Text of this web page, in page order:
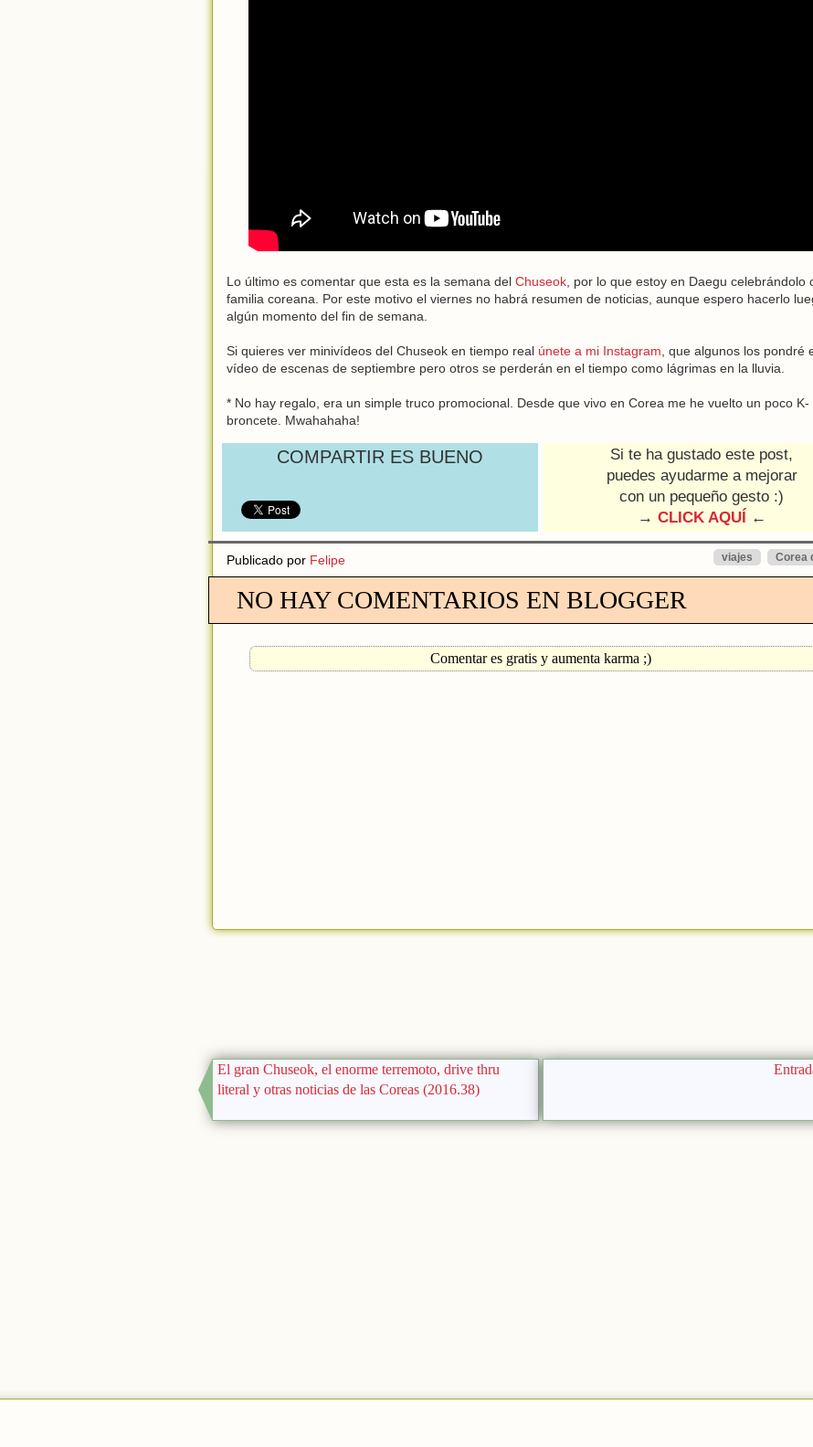
Lo último es comentar que esta es la semana del Chuseok , por lo que estoy en Daegu celebrándolo
familia coreana. Por este motivo el viernes no habrá resumen de noticias, aunque espero hacerlo
algún momento del fin de semana.
Si quieres ver minivídeos del Chuseok en tiempo real únete a mi Instagram , que algunos los pondré
vídeo de escenas de septiembre pero otros se perderán en el tiempo como lágrimas en la lluvia.
* No hay regalo, era un simple truco promocional. Desde que vivo en Corea me he vuelto un poco K-
broncete. Mwahahaha!
COMPARTIR ES BUENO
Si te ha gustado este post,
puedes ayudarme a mejorar
con un pequeño gesto :)
→ CLICK AQUÍ ←
Publicado por Felipe Corea
viajes
NO HAY COMENTARIOS EN BLOGGER
Comentar es gratis y aumenta karma ;)
El gran Chuseok, el enorme terremoto, drive thru
literal y otras noticias de las Coreas (2016.38)